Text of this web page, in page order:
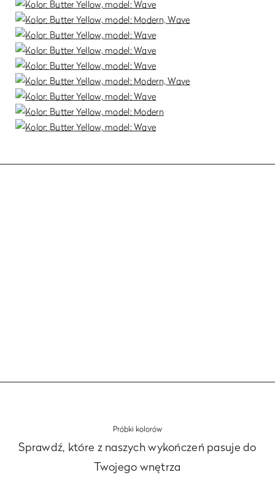
Próbki kolorów
Sprawdź, które z naszych wykończeń pasuje do
Twojego wnętrza